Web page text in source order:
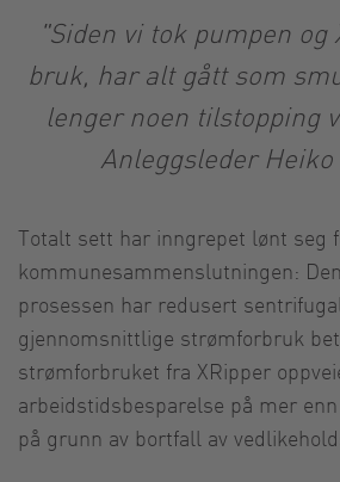
"Siden vi tok pumpen og
bruk, har alt gått som
lenger noen tilstopping
Anleggsleder Heiko
Totalt sett har inngrepet lønt seg
kommunesammenslutningen:
prosessen har redusert
gjennomsnittlige strømforbruk
strømforbruket fra XRipper
arbeidstidsbesparelse på mer
på grunn av bortfall av